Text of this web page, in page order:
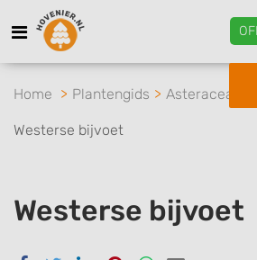
Home Plantengids Asteraceae
Westerse bijvoet
Westerse bijvoet